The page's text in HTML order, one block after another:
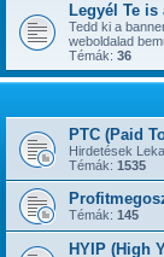
has started a new
@szior « vas. 5:43 pm »
has started a new
@Admin « kedd 9:38 am
kavics13 « hétf. 10:48
Jól jönne egy
@mrarizona « szer. 3:37
has started a new
@szepbalazs « pén.
has started a new
Legyél Te
Tedd ki a
weboldalad
Témák: 36
PTC (Paid
Hirdetések
Témák: 1535
Témák: 145
HYIP (High